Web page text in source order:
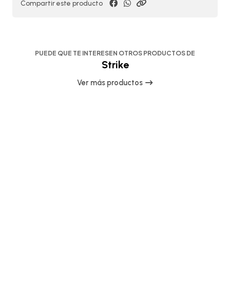
Compartir este producto
PUEDE QUE TE INTERESEN OTROS PRODUCTOS DE
Strike
Ver más productos